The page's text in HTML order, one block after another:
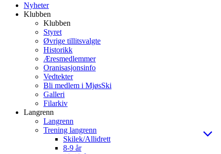
Nyheter
Klubben
Klubben
Styret
Øvrige tillitsvalgte
Historikk
Æresmedlemmer
Oranisasjonsinfo
Vedtekter
Bli medlem i MjøsSki
Galleri
Filarkiv
Langrenn
Langrenn
Trening langrenn
Skilek/Allidrett
8-9 år